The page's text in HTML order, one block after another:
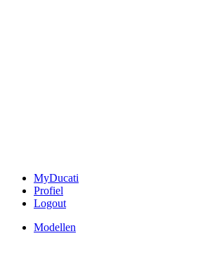
MyDucati
Profiel
Logout
Modellen